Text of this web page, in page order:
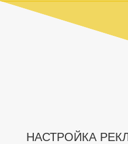
НАСТРОЙКА